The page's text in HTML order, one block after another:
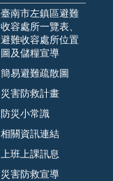
臺南市左鎮區避難
收容處所一覽表、
避難收容處所位置
圖及儲糧宣導
簡易避難疏散圖
災害防救計畫
防災小常識
相關資訊連結
上班上課訊息
災害防救宣導